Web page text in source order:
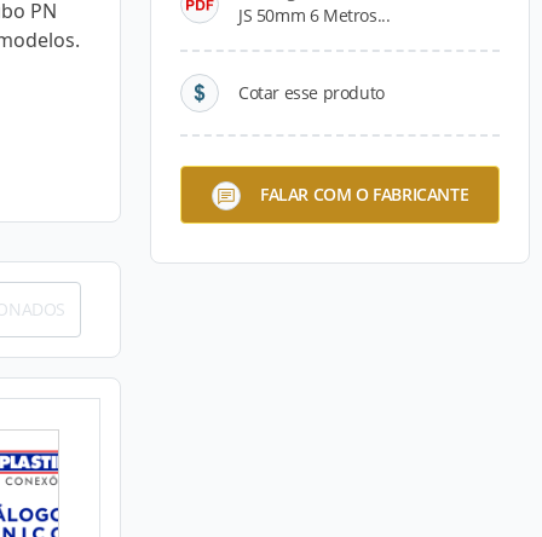
PN
JS 50mm 6 Metros...
Cotar esse produto
FALAR COM O FABRICANTE